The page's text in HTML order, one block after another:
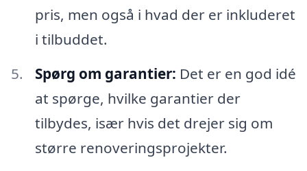
pris, men også i hvad der er inkluderet
i tilbuddet.
Spørg om garantier: Det er en god idé
at spørge, hvilke garantier der
tilbydes, især hvis det drejer sig om
større renoveringsprojekter.